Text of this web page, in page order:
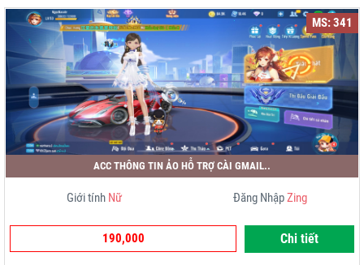
MS: 341
ACC THÔNG TIN ẢO HỖ TRỢ CÀI GMAIL..
Giới tính Nữ Đăng NhậpZing
190,000 Chi tiết